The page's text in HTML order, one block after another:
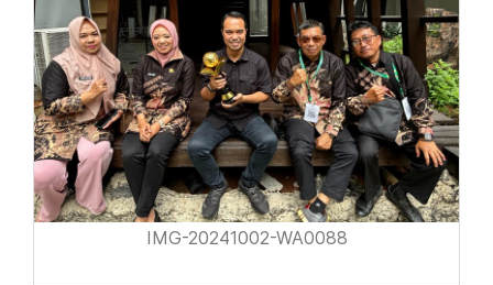
IMG-20241002-WA0088